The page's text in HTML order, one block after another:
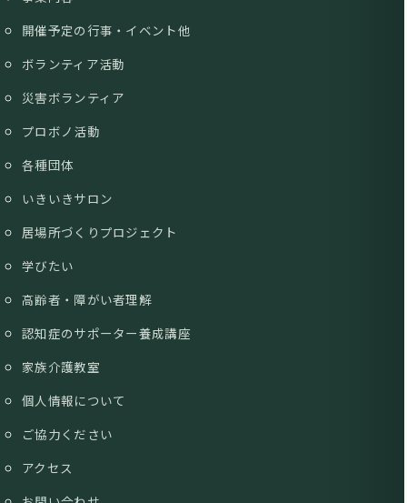
開催予定の行事・イベント他
ボランティア活動
災害ボランティア
プロボノ活動
各種団体
いきいきサロン
居場所づくりプロジェクト
学びたい
高齢者・障がい者理解
認知症のサポーター養成講座
家族介護教室
個人情報について
ご協力ください
アクセス